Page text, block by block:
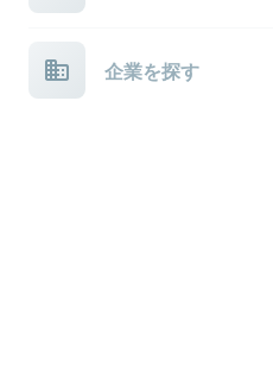
企業を探す